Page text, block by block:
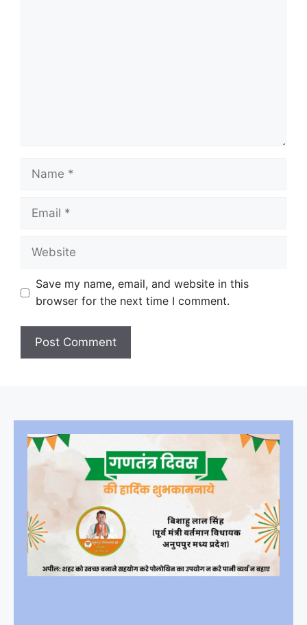
Name
Email
Website
Save my name, email, and website in this
browser for the next time I comment.